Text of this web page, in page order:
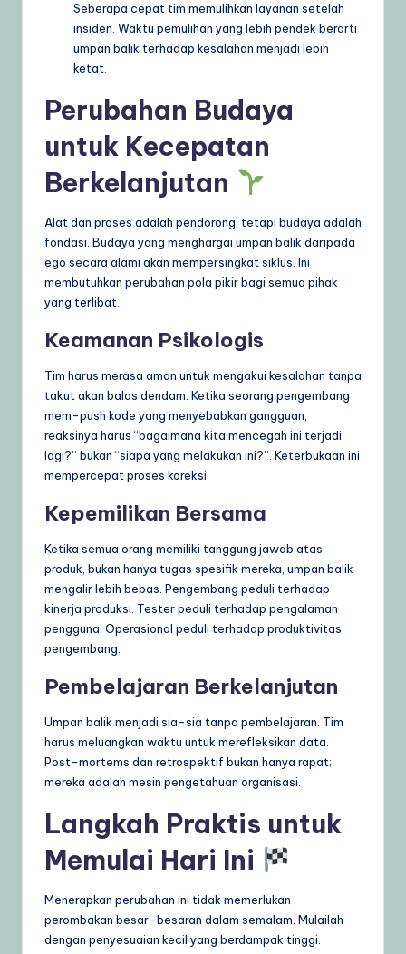
Seberapa cepat tim memulihkan layanan setelah
insiden. Waktu pemulihan yang lebih pendek berarti
umpan balik terhadap kesalahan menjadi lebih
ketat.
Perubahan Budaya
untuk Kecepatan
Berkelanjutan
Alat dan proses adalah pendorong, tetapi budaya adalah
fondasi. Budaya yang menghargai umpan balik daripada
ego secara alami akan mempersingkat siklus. Ini
membutuhkan perubahan pola pikir bagi semua pihak
yang terlibat.
Keamanan Psikologis
Tim harus merasa aman untuk mengakui kesalahan tanpa
takut akan balas dendam. Ketika seorang pengembang
mem-push kode yang menyebabkan gangguan,
reaksinya harus “bagaimana kita mencegah ini terjadi
lagi?” bukan “siapa yang melakukan ini?”. Keterbukaan ini
mempercepat proses koreksi.
Kepemilikan Bersama
Ketika semua orang memiliki tanggung jawab atas
produk, bukan hanya tugas spesifik mereka, umpan balik
mengalir lebih bebas. Pengembang peduli terhadap
kinerja produksi. Tester peduli terhadap pengalaman
pengguna. Operasional peduli terhadap produktivitas
pengembang.
Pembelajaran Berkelanjutan
Umpan balik menjadi sia-sia tanpa pembelajaran. Tim
harus meluangkan waktu untuk merefleksikan data.
Post-mortems dan retrospektif bukan hanya rapat;
mereka adalah mesin pengetahuan organisasi.
Langkah Praktis untuk
Memulai Hari Ini
Menerapkan perubahan ini tidak memerlukan
perombakan besar-besaran dalam semalam. Mulailah
dengan penyesuaian kecil yang berdampak tinggi.